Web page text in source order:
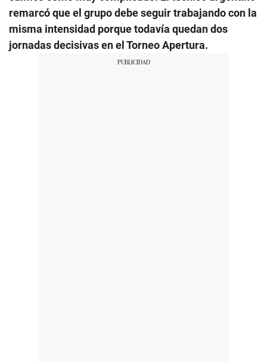
remarcó que el grupo debe seguir trabajando con la
misma intensidad porque todavía quedan dos
jornadas decisivas en el Torneo Apertura.